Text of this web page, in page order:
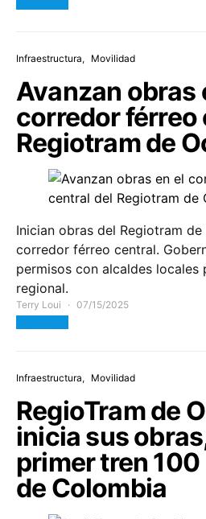
Infraestructura Movilidad
Avanzan obras
corredor férreo
Regiotram de
Inician obras del Regiotram
corredor férreo central.
permisos con alcaldes locales
regional.
Terry Loui 07/15/2025
Infraestructura Movilidad
RegioTram de
inicia sus
primer tren
de Colombia